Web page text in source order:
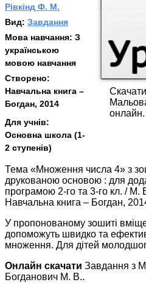
онлайн.
Рівкінд Ф. М.
Вид: Завдання
Мова навчання: З
українською
мовою навчання
Створено:
Навчальна книга –
Богдан, 2014
Для учнів:
Основна школа (1-
2 ступенів)
Тема «Множення числа 4» з
друкованою основою : для
програмою 2-го та 3-го кл. /
Навчальна книга – Богдан,
У пропонованому зошиті
допоможуть швидко та
множення. Для дітей
Онлайн скачати Завдання з
Богданович М. В..